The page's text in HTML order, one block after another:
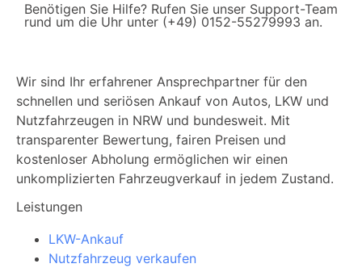
Benötigen Sie Hilfe? Rufen Sie unser Support-Team
rund um die Uhr unter (+49) 0152-55279993 an.
Wir sind Ihr erfahrener Ansprechpartner für den
schnellen und seriösen Ankauf von Autos, LKW und
Nutzfahrzeugen in NRW und bundesweit. Mit
transparenter Bewertung, fairen Preisen und
kostenloser Abholung ermöglichen wir einen
unkomplizierten Fahrzeugverkauf in jedem Zustand.
Leistungen
LKW-Ankauf
Nutzfahrzeug verkaufen